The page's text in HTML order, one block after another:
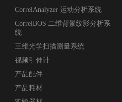
CorrelAnalyzer 运动分析系统
CorrelBOS 二维背景纹影分析系
统
三维光学扫描测量系统
视频引伸计
产品配件
产品耗材